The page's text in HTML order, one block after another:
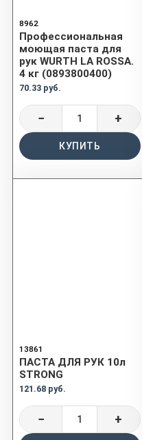
8962
Профессиональная
моющая паста для
рук WURTH LA ROSSA.
4 кг (0893800400)
70.33 руб.
− +
КУПИТЬ
13861
ПАСТА ДЛЯ РУК 10л
STRONG
121.68 руб.
− +